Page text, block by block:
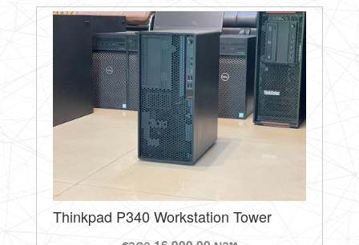
Thinkpad P340 Workstation Tower